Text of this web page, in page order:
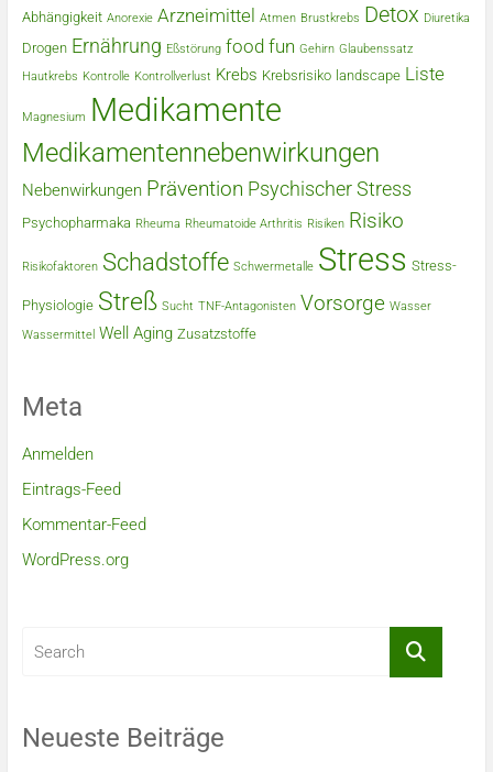
Abhängigkeit Anorexie Arzneimittel Atmen Brustkrebs Detox Diuretika
Drogen Ernährung Eßstörung food fun Gehirn Glaubenssatz
Hautkrebs Kontrolle Kontrollverlust Krebs Krebsrisiko landscape Liste
Magnesium Medikamente
Medikamentennebenwirkungen
Nebenwirkungen Prävention Psychischer Stress
Psychopharmaka Rheuma Rheumatoide Arthritis Risiken Risiko
Risikofaktoren Schadstoffe Schwermetalle Stress Stress-
Physiologie Streß Sucht TNF-Antagonisten Vorsorge Wasser
Wassermittel Well Aging Zusatzstoffe
Meta
Anmelden
Eintrags-Feed
Kommentar-Feed
WordPress.org
Neueste Beiträge